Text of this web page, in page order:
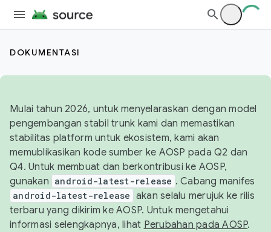
DOKUMENTASI
Mulai tahun 2026, untuk menyelaraskan dengan model
pengembangan stabil trunk kami dan memastikan
stabilitas platform untuk ekosistem, kami akan
memublikasikan kode sumber ke AOSP pada Q2 dan
Q4. Untuk membuat dan berkontribusi ke AOSP,
gunakan android-latest-release . Cabang manifes
android-latest-release akan selalu merujuk ke rilis
terbaru yang dikirim ke AOSP. Untuk mengetahui
informasi selengkapnya, lihat Perubahan pada AOSP.